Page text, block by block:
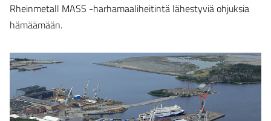
Rheinmetall MASS -harhamaaliheitintä lähestyviä ohjuksia
hämäämään.